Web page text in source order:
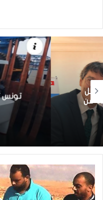
تونس تطلق أول